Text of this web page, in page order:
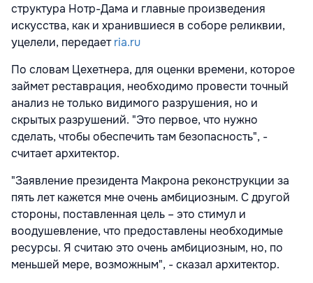
структура Нотр-Дама и главные произведения
искусства, как и хранившиеся в соборе реликвии,
уцелели, передаетria.ru
По словам Цехетнера, для оценки времени, которое
займет реставрация, необходимо провести точный
анализ не только видимого разрушения, но и
скрытых разрушений. "Это первое, что нужно
сделать, чтобы обеспечить там безопасность", -
считает архитектор.
"Заявление президента Макрона реконструкции за
пять лет кажется мне очень амбициозным. С другой
стороны, поставленная цель – это стимул и
воодушевление, что предоставлены необходимые
ресурсы. Я считаю это очень амбициозным, но, по
меньшей мере, возможным", - сказал архитектор.